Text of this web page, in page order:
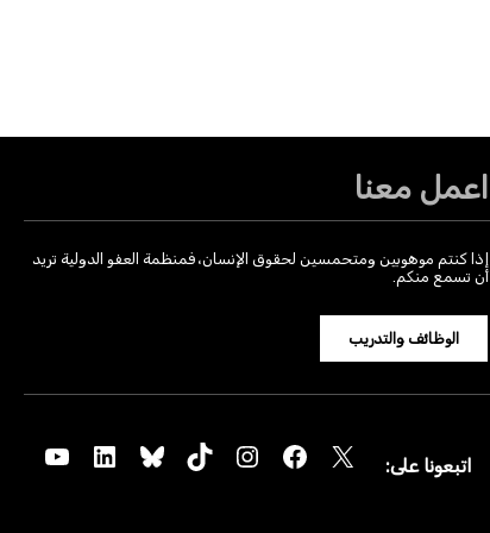
اعمل معنا
إذا كنتم موهوبين ومتحمسين لحقوق الإنسان، فمنظمة العفو الدولية تريد
أن تسمع منكم.
الوظائف والتدريب
اتبعونا على: X
Facebook
Instagram
TikTok
Bluesky
LinkedIn
YouTube